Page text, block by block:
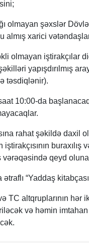
olmayan şəxslər
almış xarici
olmayan iştirakçılar
yapışdırılmış
təsdiqlənir).
10:00-da
rahat şəkildə daxil
vərəqəsində qeyd
“Yaddaş
TC altqruplarının
və həmin